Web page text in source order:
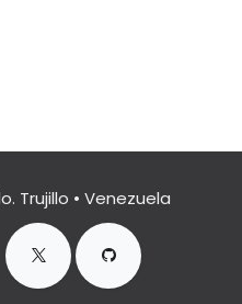
Trujillo • Venezuela